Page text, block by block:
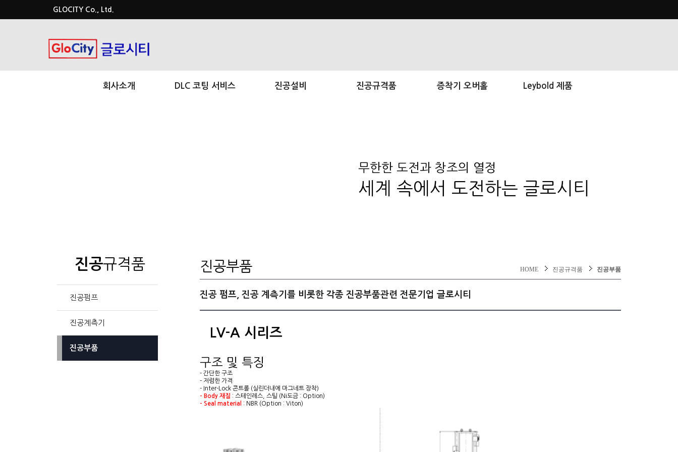
GLOCITY Co., Ltd.
회사소개 DLC 코팅 서비스 진공설비 진공규격품 증착기 오버홀 Leybold 제품
무한한 도전과 창조의 열정
세계 속에서 도전하는 글로시티
진공규격품
진공펌프
진공계측기
진공부품
진공부품 HOME 진공규격품 진공부품
진공 펌프, 진공 계측기를 비롯한 각종 진공부품관련 전문기업 글로시티
LV-A 시리즈
구조 및 특징
- 간단한 구조
- 저렴한 가격
- Inter-Lock 콘트롤 (실린더내에 마그네트 장착)
- Body 재질 : 스테인레스, 스틸 (Ni도금 : Option)
- Seal material : NBR (Option : Viton)